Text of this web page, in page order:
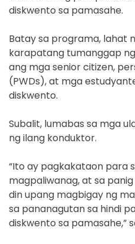
diskwento sa pamasahe.
Batay sa programa, lahat
karapatang tumanggap
ang mga senior citizen,
(PWDs), at mga
diskwento.
Subalit, lumabas sa mga
ng ilang konduktor.
“Ito ay pagkakataon para
magpaliwanag, at sa
din upang magbigay ng
sa pananagutan sa hindi
diskwento sa pamasahe,”